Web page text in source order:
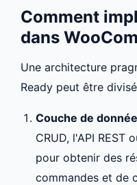
Comment
dans
Une architecture
Ready peut être
Couche de
CRUD, l'API REST
pour obtenir des
commandes et de